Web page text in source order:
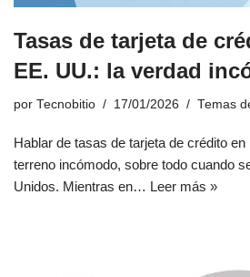
Tasas de tarjeta de
EE. UU.: la verdad
por Tecnobitio 17/01/2026 Temas
Hablar de tasas de tarjeta de crédito
terreno incómodo, sobre todo cuando
Unidos. Mientras en… Leer más »